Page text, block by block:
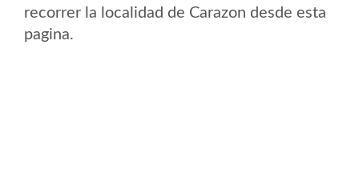
recorrer la localidad de Carazon desde esta
pagina.